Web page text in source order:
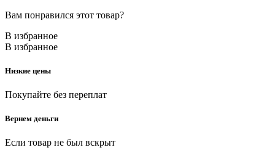
Вам понравился этот товар?
В избранное
В избранное
Низкие цены
Покупайте без переплат
Вернем деньги
Если товар не был вскрыт